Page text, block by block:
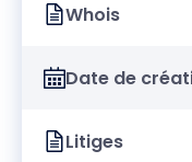
Whois
Date de
Litiges